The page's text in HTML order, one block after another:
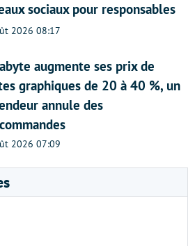
sociaux pour responsables
2026 08:17
augmente ses prix de
graphiques de 20 à 40 %, un
annule des
2026 07:09